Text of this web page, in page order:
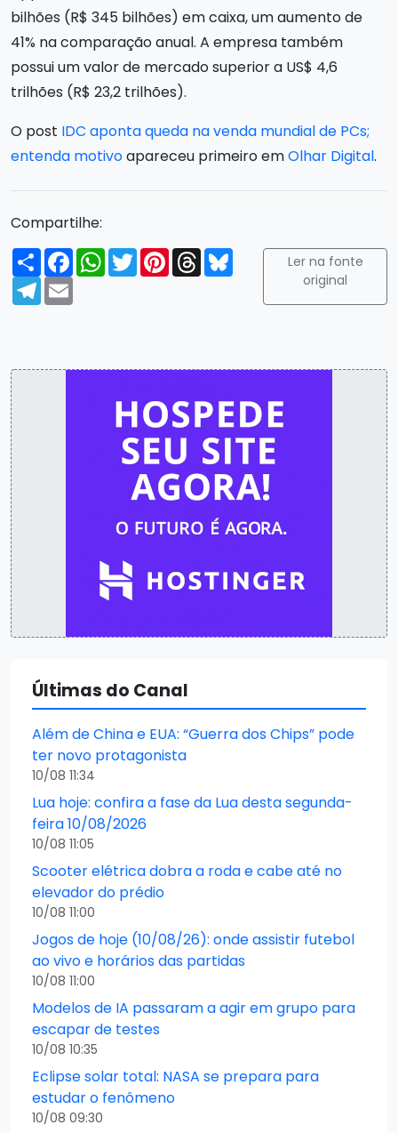
bilhões (R$ 345 bilhões) em caixa, um aumento de
41% na comparação anual. A empresa também
possui um valor de mercado superior a US$ 4,6
trilhões (R$ 23,2 trilhões).
O post IDC aponta queda na venda mundial de PCs;
entenda motivoapareceu primeiro emOlhar Digital.
Compartilhe:
Compartilhar
FacebookWhatsApp
TwitterPinterest
ThreadsBluesky
Telegram
Email
Ler na fonte
original
Últimas do Canal
Além de China e EUA: “Guerra dos Chips” pode
ter novo protagonista
10/08 11:34
Lua hoje: confira a fase da Lua desta segunda-
feira 10/08/2026
10/08 11:05
Scooter elétrica dobra a roda e cabe até no
elevador do prédio
10/08 11:00
Jogos de hoje (10/08/26): onde assistir futebol
ao vivo e horários das partidas
10/08 11:00
Modelos de IA passaram a agir em grupo para
escapar de testes
10/08 10:35
Eclipse solar total: NASA se prepara para
estudar o fenômeno
10/08 09:30